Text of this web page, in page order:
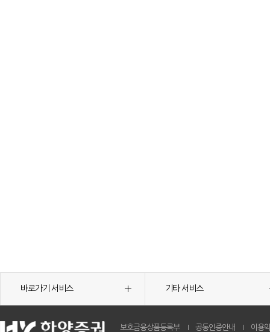
바로가기 서비스 기타 서비스
보호금융상품등록부 공동인증안내 이용